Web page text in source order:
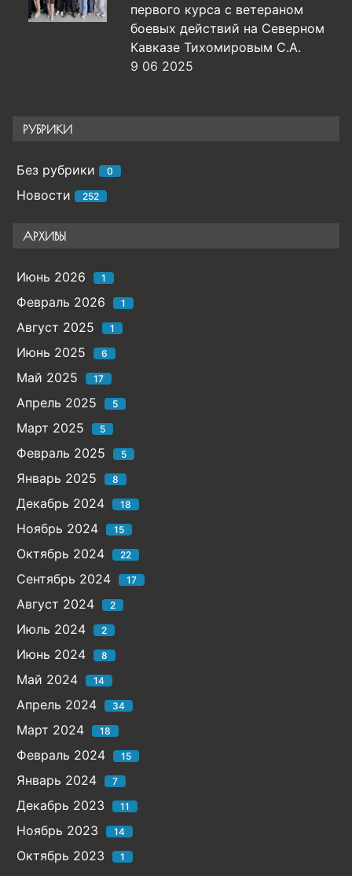
первого курса с ветераном
боевых действий на Северном
Кавказе Тихомировым С.А.
9 06 2025
РУБРИКИ
Без рубрики 0
Новости 252
АРХИВЫ
Июнь 2026 1
Февраль 2026 1
Август 2025 1
Июнь 2025 6
Май 2025 17
Апрель 2025 5
Март 2025 5
Февраль 2025 5
Январь 2025 8
Декабрь 2024 18
Ноябрь 2024 15
Октябрь 2024 22
Сентябрь 2024 17
Август 2024 2
Июль 2024 2
Июнь 2024 8
Май 2024 14
Апрель 2024 34
Март 2024 18
Февраль 2024 15
Январь 2024 7
Декабрь 2023 11
Ноябрь 2023 14
Октябрь 2023 1